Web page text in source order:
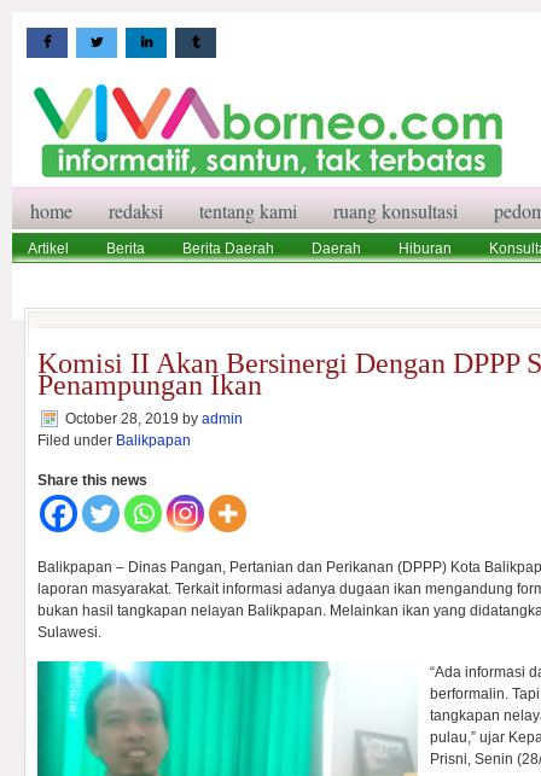
home redaksi tentang kami ruang konsultasi
Artikel Berita Berita Daerah Daerah Hiburan
Komisi II Akan Bersinergi Dengan DPPP
Penampungan Ikan
October 28, 2019 by admin
Filed under Balikpapan
Share this news
Balikpapan – Dinas Pangan, Pertanian dan Perikanan (DPPP) Kota
laporan masyarakat. Terkait informasi adanya dugaan ikan mengandung
bukan hasil tangkapan nelayan Balikpapan. Melainkan ikan yang
Sulawesi.
“Ada informasi
berformalin.
tangkapan
pulau,” ujar
Prisni, Senin